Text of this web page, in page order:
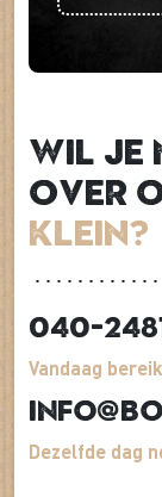
Wil je
over
klein?
040-
Vandaag
Dezelfde dag